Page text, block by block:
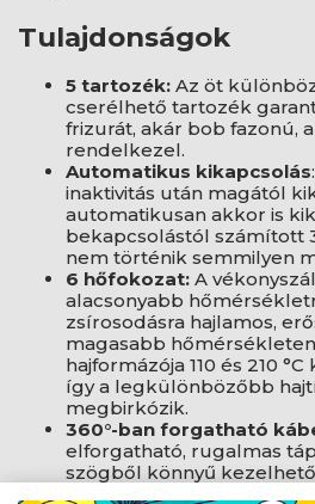
Tulajdonságok
5 tartozék: Az öt
cserélhető tartozék
frizurát, akár bob fazonú,
rendelkezel.
Automatikus kikapcsolás
inaktivitás után magától
automatikusan akkor is
bekapcsolástól számított
nem történik semmilyen
6 hőfokozat: A
alacsonyabb
zsírosodásra hajlamos,
magasabb
hajformázója 110 és 210
így a legkülönbözőbb
megbirkózik.
360°-ban forgatható
elforgatható, rugalmas
szögből könnyű